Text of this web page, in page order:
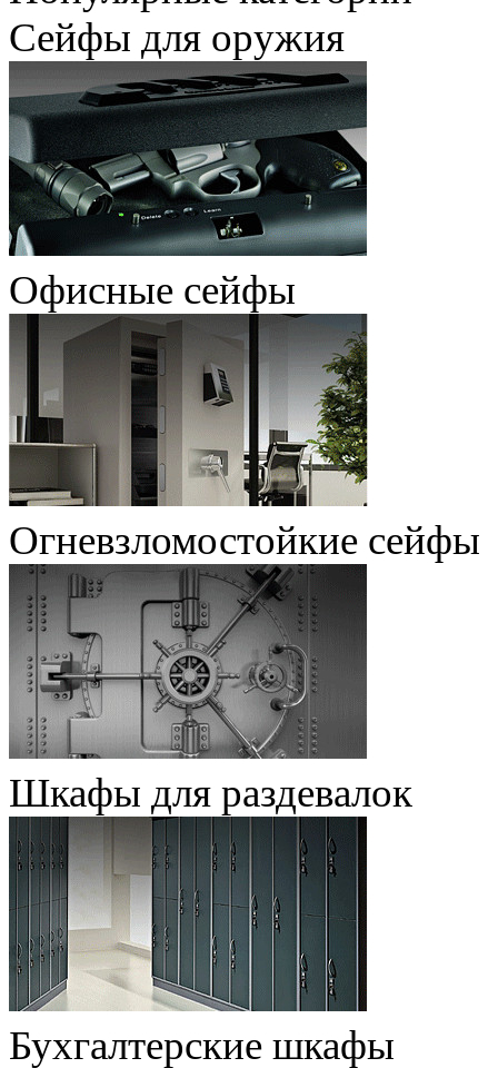
Сейфы для оружия
Офисные сейфы
Огневзломостойкие сейфы
Шкафы для раздевалок
Бухгалтерские шкафы